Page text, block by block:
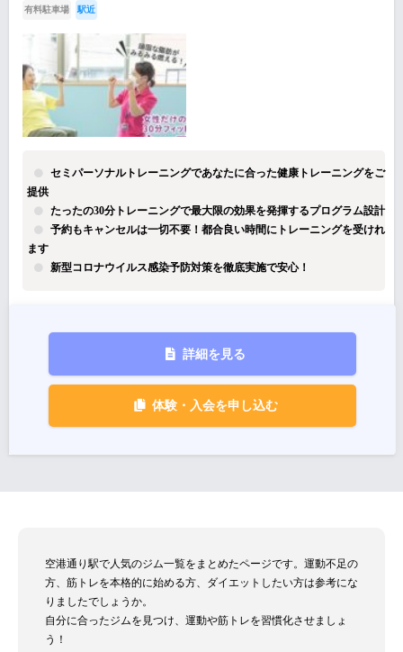
有料駐車場 駅近
セミパーソナルトレーニングであなたに合った健康トレーニングをご
提供
たったの30分トレーニングで最大限の効果を発揮するプログラム設計
予約もキャンセルは一切不要！都合良い時間にトレーニングを受けれ
ます
新型コロナウイルス感染予防対策を徹底実施で安心！
詳細を見る
体験・入会を申し込む
空港通り駅で人気のジム一覧をまとめたページです。運動不足の
方、筋トレを本格的に始める方、ダイエットしたい方は参考にな
りましたでしょうか。
自分に合ったジムを見つけ、運動や筋トレを習慣化させましょ
う！